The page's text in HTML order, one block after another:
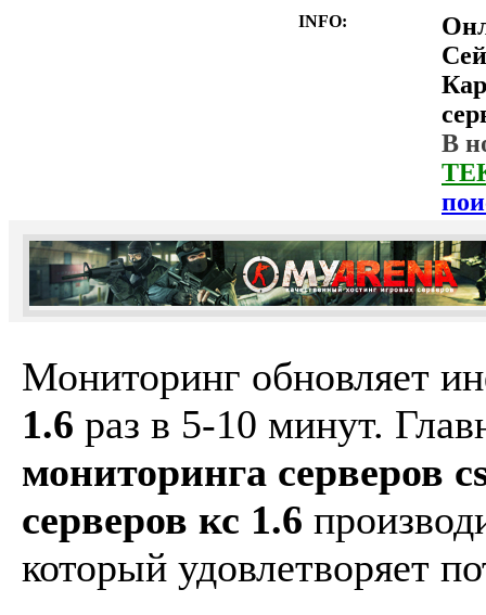
INFO:
В
Мониторинг обновляет
1.6 раз в 5-10 минут.
мониторинга серверов
серверов кс 1.6
который удовлетворяет